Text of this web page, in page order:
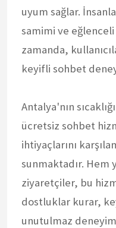
uyum sağlar.
samimi ve
zamanda,
keyifli sohbet
Antalya'nın
ücretsiz sohbet
ihtiyaçlarını
sunmaktadır. Hem
ziyaretçiler, bu
dostluklar kurar,
unutulmaz